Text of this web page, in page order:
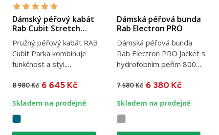
Dámský péřový kabát
Rab Cubit Stretch
Down Parka
Pružný péřový kabát RAB
Cubit Parka kombinuje
funkčnost a styl.
Hydrofobní husí peří je
té...
8 980 Kč 6 645 Kč
Skladem na prodejně
Dámská péřová bunda
Rab Electron PRO
Dámská péřová bunda
Rab Electron PRO Jacket s
hydrofobním peřím 800
úpravou....
7 580 Kč 6 380 Kč
Skladem na prodejně